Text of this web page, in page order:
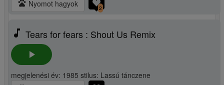
pets Nyomot hagyok 2
music_note Tears for fears : Shout Us Remix
play_arrow
megjelenési év: 1985 stilus: Lassú tánczene